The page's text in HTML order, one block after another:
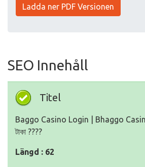
Ladda ner PDF Versionen
SEO Innehåll
Titel
Baggo Casino Login |️ Bhaggo Casino
টাকা ????
Längd : 62